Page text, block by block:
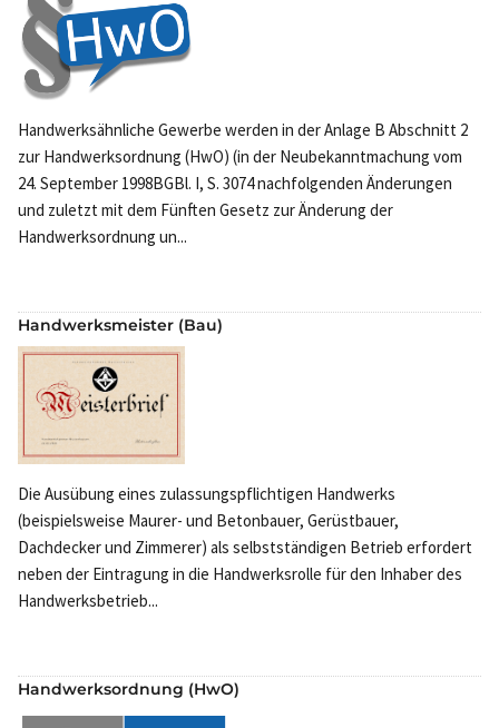
Handwerksähnliche Gewerbe werden in der Anlage B Abschnitt 2
zur Handwerksordnung (HwO) (in der Neubekanntmachung vom
24. September 1998BGBl. I, S. 3074 nachfolgenden Änderungen
und zuletzt mit dem Fünften Gesetz zur Änderung der
Handwerksordnung un...
Handwerksmeister (Bau)
Die Ausübung eines zulassungspflichtigen Handwerks
(beispielsweise Maurer- und Betonbauer, Gerüstbauer,
Dachdecker und Zimmerer) als selbstständigen Betrieb erfordert
neben der Eintragung in die Handwerksrolle für den Inhaber des
Handwerksbetrieb...
Handwerksordnung (HwO)